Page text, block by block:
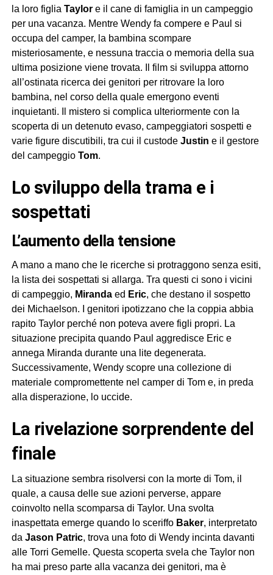
la loro figlia Taylore il cane di famiglia in un campeggio
per una vacanza. Mentre Wendy fa compere e Paul si
occupa del camper, la bambina scompare
misteriosamente, e nessuna traccia o memoria della sua
ultima posizione viene trovata. Il film si sviluppa attorno
all’ostinata ricerca dei genitori per ritrovare la loro
bambina, nel corso della quale emergono eventi
inquietanti. Il mistero si complica ulteriormente con la
scoperta di un detenuto evaso, campeggiatori sospetti e
varie figure discutibili, tra cui il custode Justin e il gestore
del campeggio Tom.
lo sviluppo della trama e i
sospettati
l’aumento della tensione
A mano a mano che le ricerche si protraggono senza esiti,
la lista dei sospettati si allarga. Tra questi ci sono i vicini
di campeggio, Mirandaed Eric, che destano il sospetto
dei Michaelson. I genitori ipotizzano che la coppia abbia
rapito Taylor perché non poteva avere figli propri. La
situazione precipita quando Paul aggredisce Eric e
annega Miranda durante una lite degenerata.
Successivamente, Wendy scopre una collezione di
materiale compromettente nel camper di Tom e, in preda
alla disperazione, lo uccide.
la rivelazione sorprendente del
finale
La situazione sembra risolversi con la morte di Tom, il
quale, a causa delle sue azioni perverse, appare
coinvolto nella scomparsa di Taylor. Una svolta
inaspettata emerge quando lo sceriffo Baker, interpretato
da Jason Patric, trova una foto di Wendy incinta davanti
alle Torri Gemelle. Questa scoperta svela che Taylor non
ha mai preso parte alla vacanza dei genitori, ma è